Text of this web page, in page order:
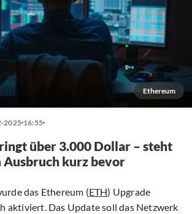
Ethereum
2025 16:55
über 3.000 Dollar – steht
Ausbruch kurz bevor
das Ethereum (ETH) Upgrade
aktiviert. Das Update soll das Netzwerk